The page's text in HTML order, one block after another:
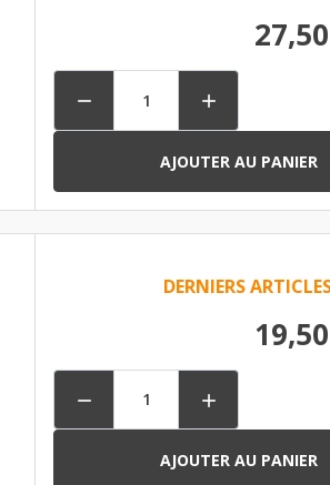
 
AJOUTER AU PANIER
DERNIERS
 
AJOUTER AU PANIER